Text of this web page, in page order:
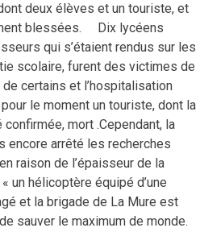
deux élèves et un touriste, et
blessées. Dix lycéens
qui s’étaient rendus sur les
scolaire, furent des victimes de
de certains et l’hospitalisation
le moment un touriste, dont la
confirmée, mort .Cependant, la
encore arrêté les recherches
raison de l’épaisseur de la
un hélicoptère équipé d’une
et la brigade de La Mure est
sauver le maximum de monde.